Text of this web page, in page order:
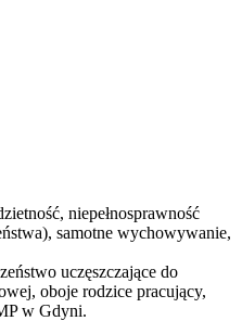
niepełnosprawność
samotne wychowywanie,
uczęszczające do
oboje rodzice pracujący,
w Gdyni.